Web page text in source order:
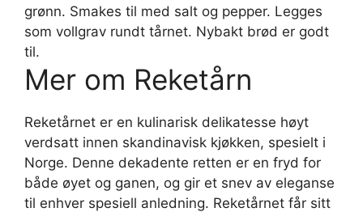
grønn. Smakes til med salt og pepper. Legges
som vollgrav rundt tårnet. Nybakt brød er godt
til.
Mer om Reketårn
Reketårnet er en kulinarisk delikatesse høyt
verdsatt innen skandinavisk kjøkken, spesielt i
Norge. Denne dekadente retten er en fryd for
både øyet og ganen, og gir et snev av eleganse
til enhver spesiell anledning. Reketårnet får sitt